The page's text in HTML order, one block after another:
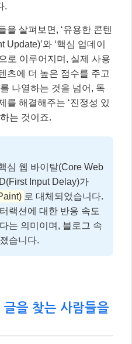
.
을 살펴보면, ‘유용한 콘텐
와 ‘핵심 업데이
로 이루어지며, 실제 사용
츠에 더 높은 점수를 주고
나열하는 것을 넘어, 독
를 해결해주는 ‘진정성 있
는 것이죠.
심 웹 바이탈(Core Web
Input Delay)가
로 대체되었습니다.
랙션에 대한 반응 속도
는 의미이며, 블로그 속
습니다.
을 찾는 사람들을